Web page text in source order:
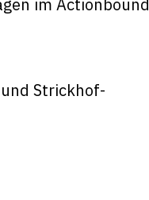
im Actionbound
Strickhof-